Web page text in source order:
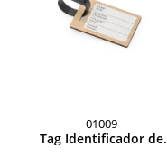
01009
Tag Identificador de